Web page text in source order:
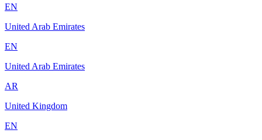
EN
United Arab Emirates
EN
United Arab Emirates
AR
United Kingdom
EN